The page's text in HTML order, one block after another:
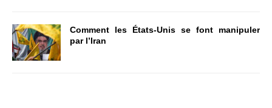
Comment les États-Unis se font manipuler
par l’Iran